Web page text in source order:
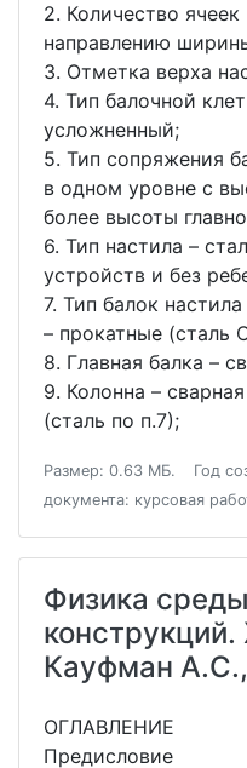
2. Количество
направлению
3. Отметка верха
4. Тип балочной
усложненный;
5. Тип сопряжения
в одном уровне с
более высоты
6. Тип настила –
устройств и без
7. Тип балок
– прокатные (сталь
8. Главная балка –
9. Колонна –
(сталь по п.7);
Размер: 0.63 МБ. Год
документа: курсовая
Физика
Кауфман
ОГЛАВЛЕНИЕ
Предисловие